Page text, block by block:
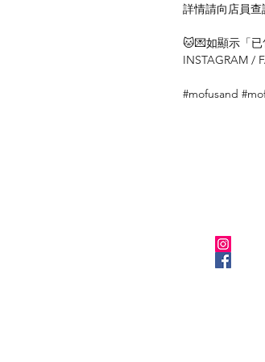
詳情請向店員
🐱💌如顯示「
INSTAGRAM /
#mofusand